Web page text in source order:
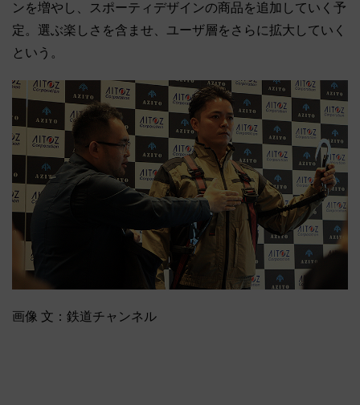
ンを増やし、スポーティデザインの商品を追加していく予
定。選ぶ楽しさを含ませ、ユーザ層をさらに拡大していく
という。
画像 文：鉄道チャンネル